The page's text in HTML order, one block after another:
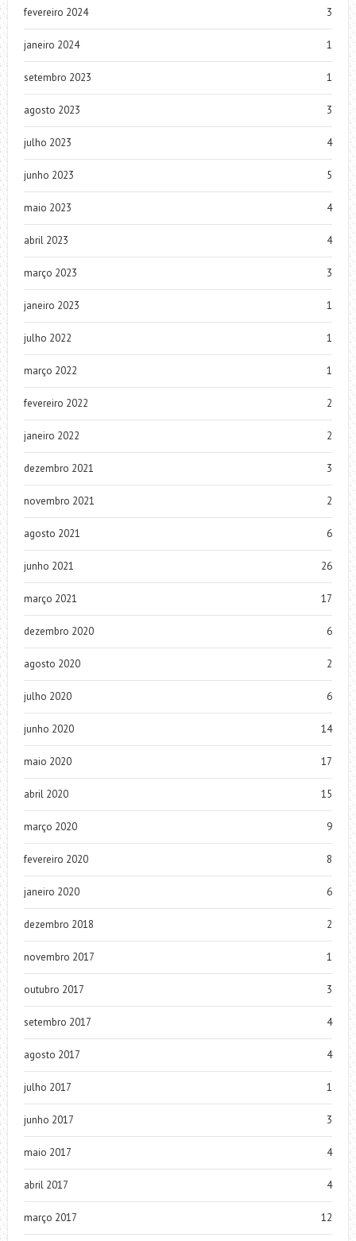
fevereiro 2024 3
janeiro 2024 1
setembro 2023 1
agosto 2023 3
julho 2023 4
junho 2023 5
maio 2023 4
abril 2023 4
março 2023 3
janeiro 2023 1
julho 2022 1
março 2022 1
fevereiro 2022 2
janeiro 2022 2
dezembro 2021 3
novembro 2021 2
agosto 2021 6
junho 2021 26
março 2021 17
dezembro 2020 6
agosto 2020 2
julho 2020 6
junho 2020 14
maio 2020 17
abril 2020 15
março 2020 9
fevereiro 2020 8
janeiro 2020 6
dezembro 2018 2
novembro 2017 1
outubro 2017 3
setembro 2017 4
agosto 2017 4
julho 2017 1
junho 2017 3
maio 2017 4
abril 2017 4
março 2017 12